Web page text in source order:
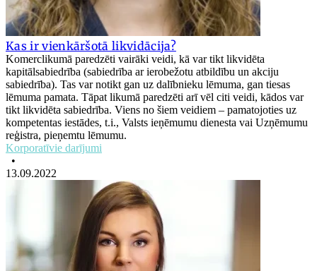
Kas ir vienkāršotā likvidācija?
Komerclikumā paredzēti vairāki veidi, kā var tikt likvidēta
kapitālsabiedrība (sabiedrība ar ierobežotu atbildību un akciju
sabiedrība). Tas var notikt gan uz dalībnieku lēmuma, gan tiesas
lēmuma pamata. Tāpat likumā paredzēti arī vēl citi veidi, kādos var
tikt likvidēta sabiedrība. Viens no šiem veidiem – pamatojoties uz
kompetentas iestādes, t.i., Valsts ieņēmumu dienesta vai Uzņēmumu
reģistra, pieņemtu lēmumu.
Korporatīvie darījumi
•
13.09.2022